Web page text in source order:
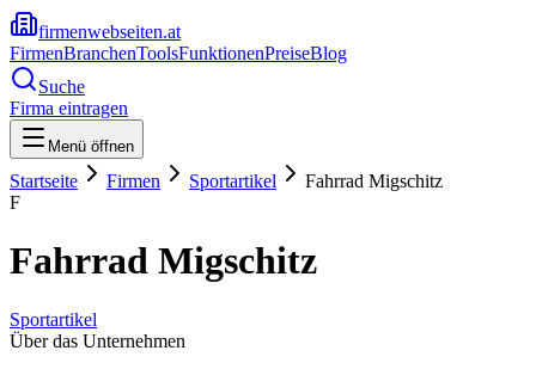
firmenwebseiten.at
FirmenBranchenToolsFunktionenPreiseBlog
Suche
Firma eintragen
Menü öffnen
Startseite Firmen Sportartikel
Fahrrad Migschitz
F
Fahrrad Migschitz
Sportartikel
Über das Unternehmen